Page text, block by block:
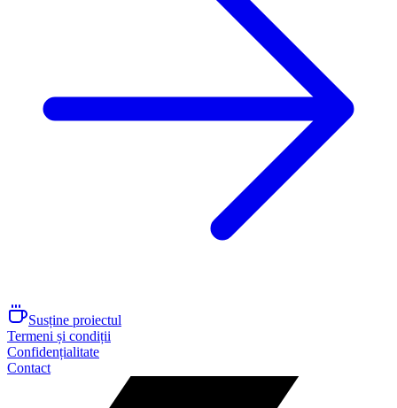
Susține proiectul
Termeni și condiții
Confidențialitate
Contact